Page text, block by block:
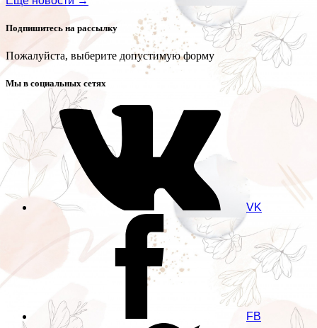
Подпишитесь на рассылку
Пожалуйста, выберите допустимую форму
Мы в социальных сетях
VK
FB